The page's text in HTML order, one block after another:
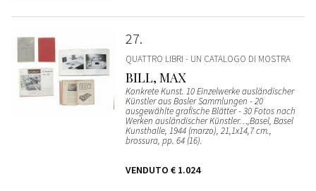
27
QUATTRO LIBRI - UN CATALOGO DI MOSTRA
BILL, MAX
Konkrete Kunst. 10 Einzelwerke ausländischer
Künstler aus Basler Sammlungen - 20
ausgewählte grafische Blätter - 30 Fotos nach
Werken ausländischer Künstler…,Basel, Basel
Kunsthalle, 1944 (marzo), 21,1x14,7 cm.,
brossura, pp. 64 (16).
VENDUTO € 1.024